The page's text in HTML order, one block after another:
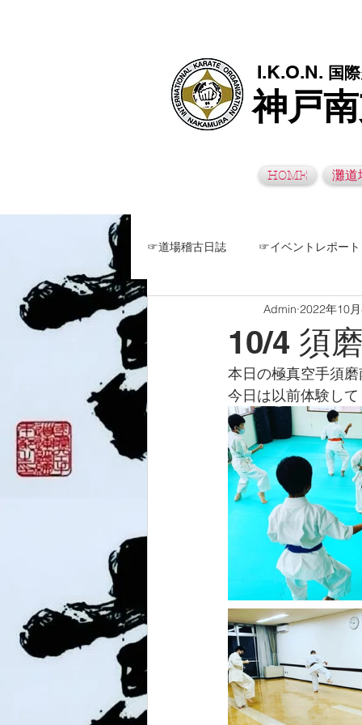
I.K.O.N. 国
神戸
HOME 灘道
☞道場稽古日誌 ☞イベントレポート
10/4 須
Admin 2022年10
本日の極真空手須
今日は以前体験し